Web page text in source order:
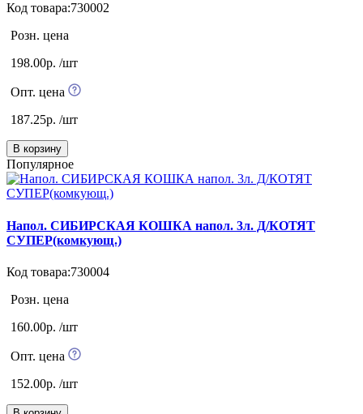
Код товара:730002
Розн. цена
198.00р. /шт
Опт. цена
187.25р. /шт
В корзину
Популярное
Напол. СИБИРСКАЯ КОШКА напол. 3л. Д/КОТЯТ
СУПЕР(комкующ.)
Код товара:730004
Розн. цена
160.00р. /шт
Опт. цена
152.00р. /шт